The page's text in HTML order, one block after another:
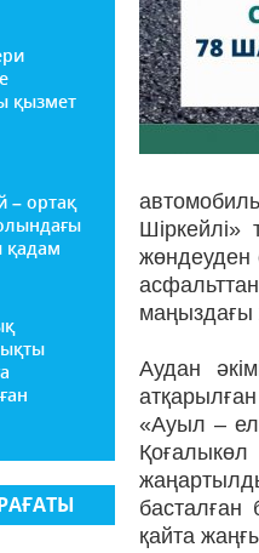
қызмет
– ортақ
жөндеуден
маңыздағы
Аудан
«Ауыл – ел
қайта